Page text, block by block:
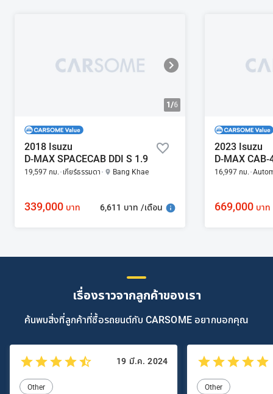
1/6
2018 Isuzu
D-MAX SPACECAB DDI S 1.9
19,597 กม. เกียร์ธรรมดา Bang Khae
339,000 บาท 6,611 บาท /เดือน
2023 Isuzu
16,997 กม.
669,000 บาท
เรื่องราวจากลูกค้าของเรา
ค้นพบสิ่งที่ลูกค้าที่ซื้อรถยนต์กับ CARSOME อยากบอกคุณ
19 มี.ค. 2024
Other Other